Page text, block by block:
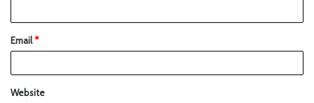
Email*
Website